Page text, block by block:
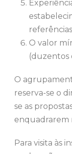
O valor
(duzentos
O
reserva-se o
se as
enquadrarem
Para visita às